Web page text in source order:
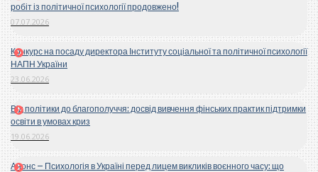
робіт із політичної психології продовжено!
07.07.2026
Конкурс на посаду директора Інституту соціальної та політичної психології
НАПН України
23.06.2026
Від політики до благополуччя: досвід вивчення фінських практик підтримки
освіти в умовах криз
19.06.2026
Анонс – Психологія в Україні перед лицем викликів воєнного часу: що